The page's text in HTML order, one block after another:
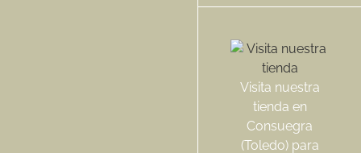
Visita nuestra
tienda en
Consuegra
(Toledo) para